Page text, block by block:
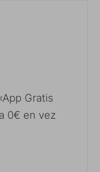
Gratis
0€ en vez